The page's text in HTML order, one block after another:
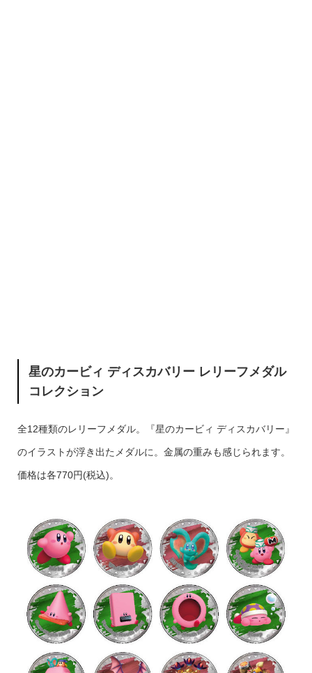
星のカービィ ディスカバリー レリーフメダル
コレクション
全12種類のレリーフメダル。『星のカービィ ディスカバリー』
のイラストが浮き出たメダルに。金属の重みも感じられます。
価格は各770円(税込)。